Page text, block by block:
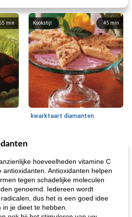
min 45 min
Kookstijl
kwarktaart diamanten
min
hoeveelheden vitamine C
antioxidanten. Antioxidanten helpen
tegen schadelijke moleculen
genoemd. Iedereen wordt
dus het is een goed idee
je dieet te hebben.